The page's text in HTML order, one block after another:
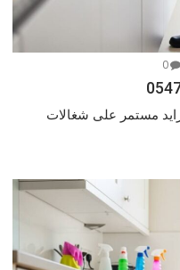
0
مستمر على شغالات